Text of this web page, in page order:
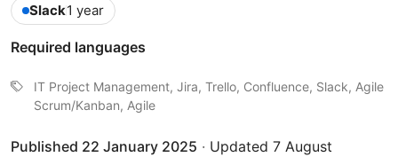
Slack1 year
Required languages
IT Project Management, Jira, Trello, Confluence, Slack, Agile
Scrum/Kanban, Agile
Published 22 January 2025 · Updated 7 August